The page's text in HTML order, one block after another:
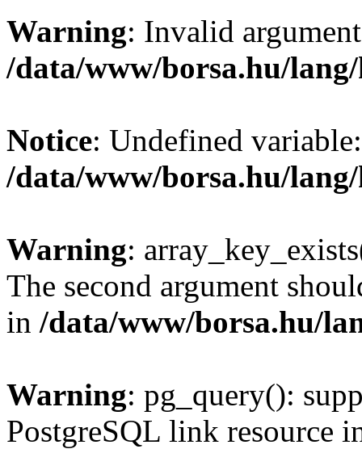
Warning: Invalid
/data/www/borsa.hu/
Notice: Undefined
/data/www/borsa.hu/
Warning:
The second argument
in /data/www/borsa.hu/
Warning: pg_query():
PostgreSQL link resource